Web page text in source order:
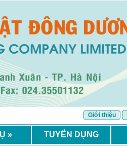
Giới thiệu
» TUYỂN DỤNG